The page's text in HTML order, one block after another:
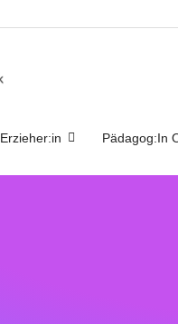
Erzieher:in Pädagog:In